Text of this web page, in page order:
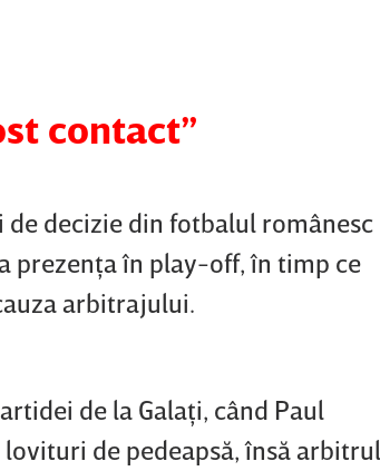
contact”
decizie din fotbalul românesc
prezenţa în play-off, în timp ce
arbitrajului.
de la Galaţi, când Paul
de pedeapsă, însă arbitrul